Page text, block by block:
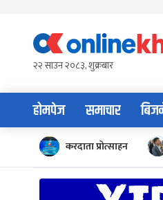
content२२ साउन २०८३, शुक्रबार
होमपेज समाचार
करदाता प्रोत्साहन